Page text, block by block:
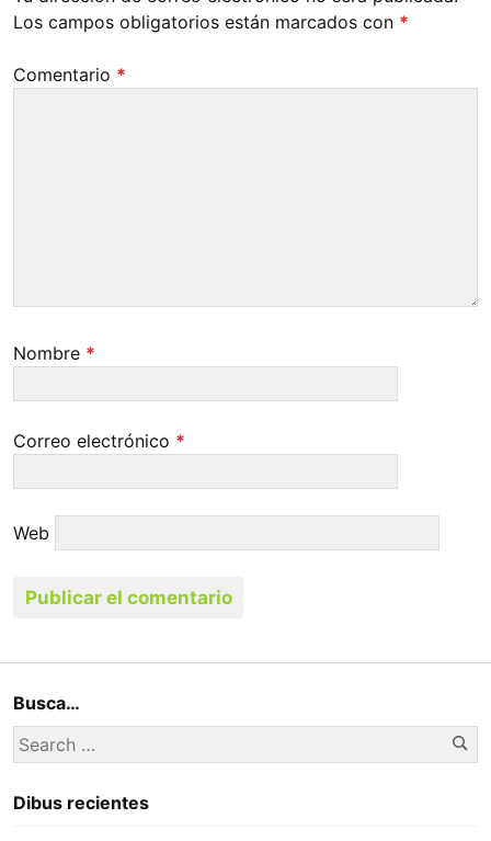
Los campos obligatorios están marcados con *
Comentario *
Nombre *
Correo electrónico *
Web
Busca…
Search
for:
Dibus recientes